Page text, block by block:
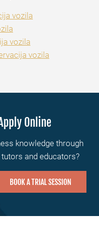
vozila
vozila
vozila
Online
knowledge through
and educators?
BOOK A TRIAL SESSION